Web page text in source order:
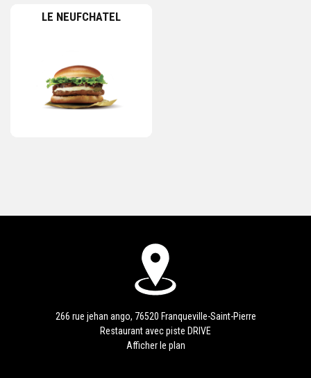
LE NEUFCHATEL
266 rue jehan ango, 76520 Franqueville-Saint-Pierre
Restaurant avec piste DRIVE
Afficher le plan